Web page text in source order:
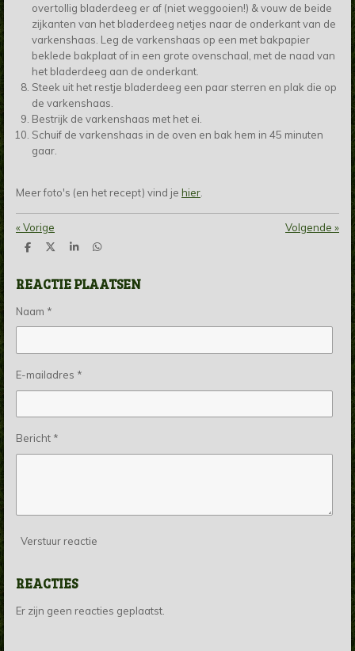
overtollig bladerdeeg er af (niet weggooien!) & vouw de beide
zijkanten van het bladerdeeg netjes naar de onderkant van de
varkenshaas. Leg de varkenshaas op een met bakpapier
beklede bakplaat of in een grote ovenschaal, met de naad van
het bladerdeeg aan de onderkant.
Steek uit het restje bladerdeeg een paar sterren en plak die op
de varkenshaas.
Bestrijk de varkenshaas met het ei.
Schuif de varkenshaas in de oven en bak hem in 45 minuten
gaar.
Meer foto's (en het recept) vind je hier
«Vorige Volgende »
D
e
n
D
l
S
r
e
D
e
n
REACTIE PLAATSEN
Naam *
E-mailadres *
Bericht *
Verstuur reactie
REACTIES
Er zijn geen reacties geplaatst.